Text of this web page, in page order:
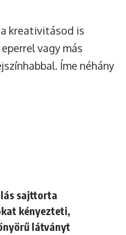
kreativitásod is
vagy más
Íme néhány
sajttorta
kényezteti,
látványt